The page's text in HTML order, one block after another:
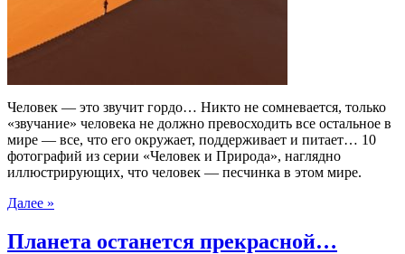
Человек — это звучит гордо… Никто не сомневается, только
«звучание» человека не должно превосходить все остальное в
мире — все, что его окружает, поддерживает и питает… 10
фотографий из серии «Человек и Природа», наглядно
иллюстрирующих, что человек — песчинка в этом мире.
Далее »
Планета останется прекрасной…